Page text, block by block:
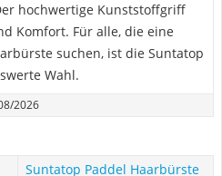
hochwertige Kunststoffgriff
Komfort. Für alle, die eine
suchen, ist die Suntatop
Wahl.
2026
Suntatop Paddel Haarbürste